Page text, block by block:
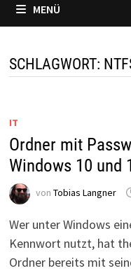
MENÜ
SCHLAGWORT:
IT
Ordner mit
Windows 10 und
von Tobias Langner
Wer unter Windows
Kennwort nutzt, hat
Ordner bereits mit